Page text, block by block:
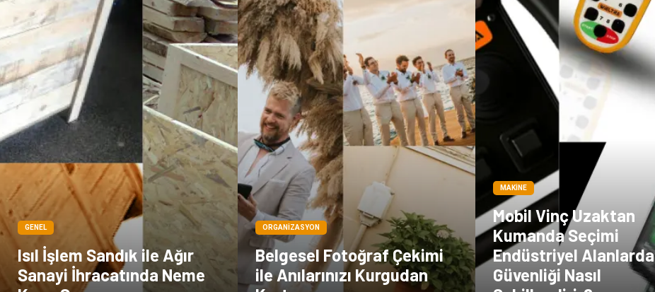
GENEL
Isıl İşlem Sandık ile Ağır
Sanayi İhracatında Neme
ORGANIZASYON
Belgesel Fotoğraf Çekimi
ile Anılarınızı Kurgudan
MAKINE
Mobil Vinç Uzaktan
Kumanda Seçimi
Endüstriyel Alanlarda
Güvenliği Nasıl